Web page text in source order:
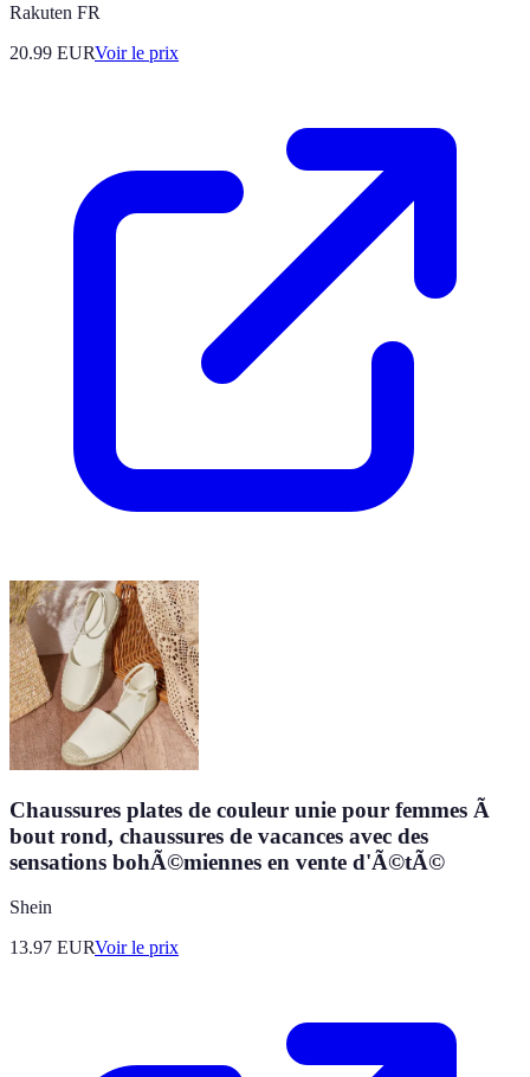
Rakuten FR
20.99 EURVoir le prix
Chaussures plates de couleur unie pour femmes Ã
bout rond, chaussures de vacances avec des
sensations bohÃ©miennes en vente d'Ã©tÃ©
Shein
13.97 EURVoir le prix